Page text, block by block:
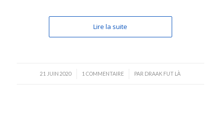
Lire la suite
21 JUIN 2020
/ 1 COMMENTAIRE
/ PAR DRAAK FUT LÀ